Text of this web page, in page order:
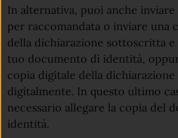
In alternativa, puoi anche
per raccomandata o inviare una
della dichiarazione sottoscritta e
tuo documento di identità,
copia digitale della
digitalmente. In questo ultimo
necessario allegare la copia del
identità.